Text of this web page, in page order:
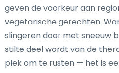
geven de voorkeur aan
vegetarische gerechten.
slingeren door met sneeuw
stilte deel wordt van de
plek om te rusten — het is